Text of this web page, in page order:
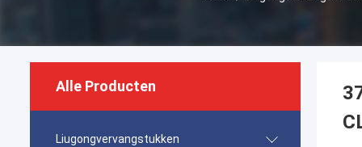
Alle Producten
Liugongvervangstukken